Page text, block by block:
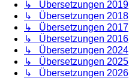
↳ Übersetzungen 2019
↳ Übersetzungen 2018
↳ Übersetzungen 2017
↳ Übersetzungen 2016
↳ Übersetzungen 2024
↳ Übersetzungen 2025
↳ Übersetzungen 2026